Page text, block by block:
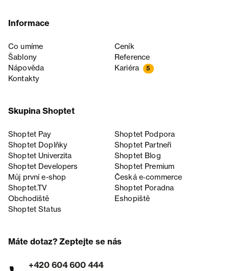
Informace
Co umíme
Ceník
Šablony
Reference
Nápověda
Kariéra 5
Kontakty
Skupina Shoptet
Shoptet Pay
Shoptet Podpora
Shoptet Doplňky
Shoptet Partneři
Shoptet Univerzita
Shoptet Blog
Shoptet Developers
Shoptet Premium
Můj první e-shop
Česká e‑commerce
Shoptet.TV
Shoptet Poradna
Obchodiště
Eshopiště
Shoptet Status
Máte dotaz? Zeptejte se nás
+420 604 600 444